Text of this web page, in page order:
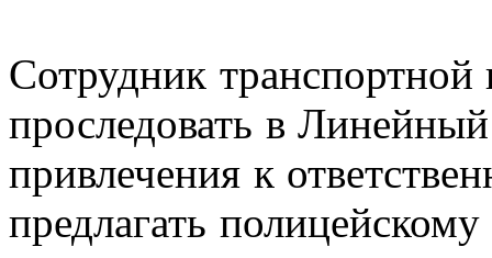
Сотрудник
проследовать в
привлечения к
предлагать